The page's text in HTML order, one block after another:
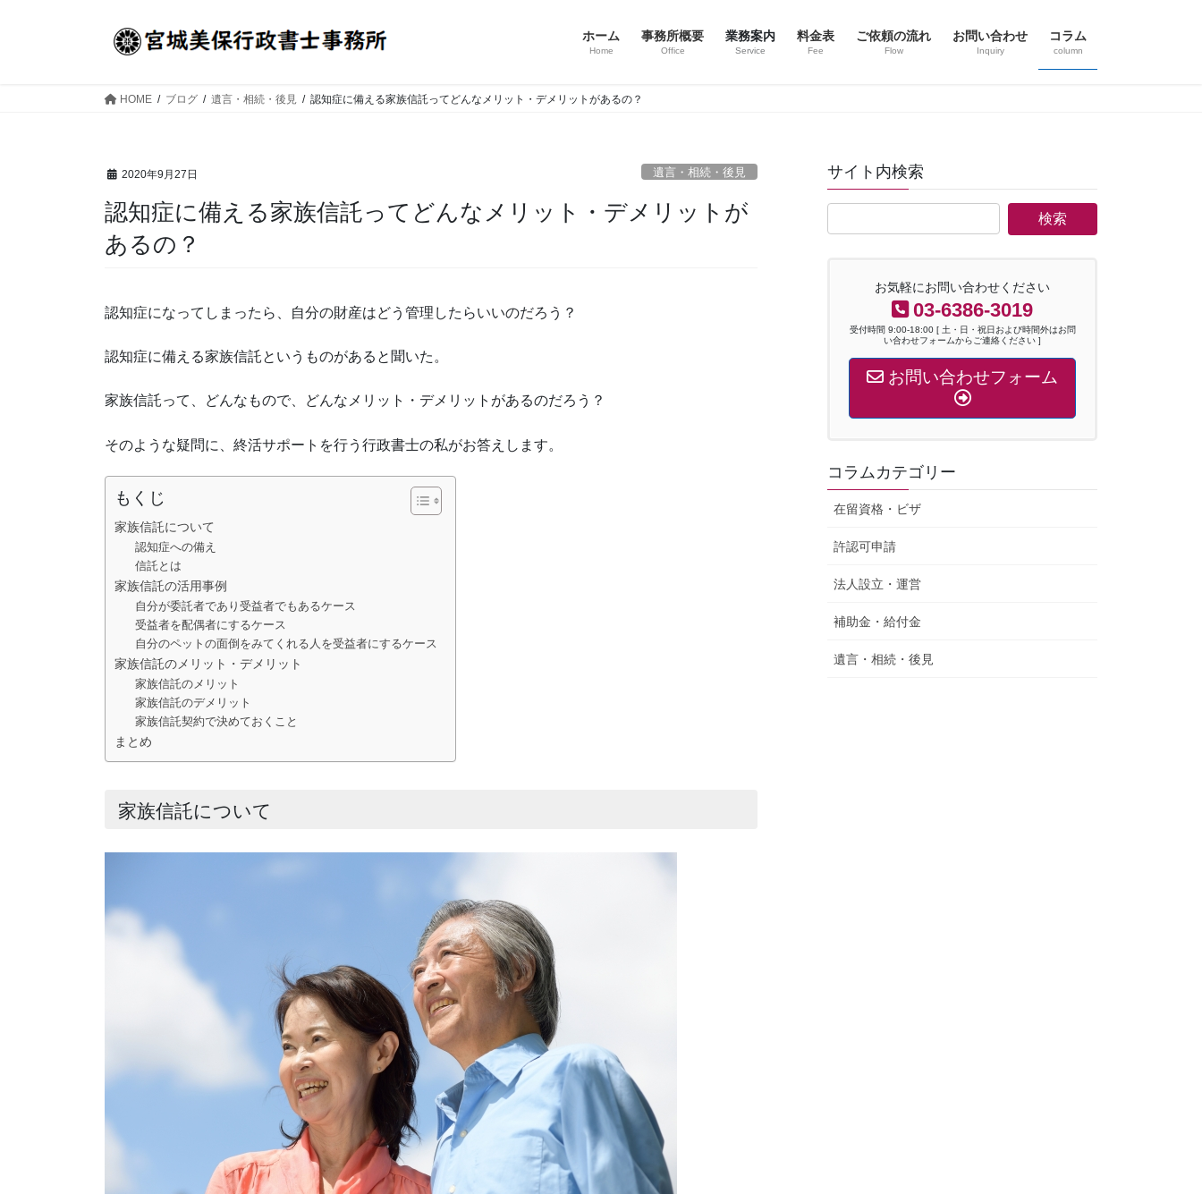
ホーム
Home
事務所概要
Office
業務案内
Service
料金表
Fee
ご依頼の流れ
Flow
お問い合わせ
Inquiry
コラム
column
HOME ブログ 遺言・相続・後見 認知症に備える家族信託ってどんなメリット・デメリットがあるの？
2020年9月27日 遺言・相続・後見
認知症に備える家族信託ってどんなメリット・デメリットが
あるの？
認知症になってしまったら、自分の財産はどう管理したらいいのだろう？
認知症に備える家族信託というものがあると聞いた。
家族信託って、どんなもので、どんなメリット・デメリットがあるのだろう？
そのような疑問に、終活サポートを行う行政書士の私がお答えします。
もくじ
家族信託について
認知症への備え
信託とは
家族信託の活用事例
自分が委託者であり受益者でもあるケース
受益者を配偶者にするケース
自分のペットの面倒をみてくれる人を受益者にするケース
家族信託のメリット・デメリット
家族信託のメリット
家族信託のデメリット
家族信託契約で決めておくこと
まとめ
家族信託について
サイト内検索
お気軽にお問い合わせください
03-6386-3019
受付時間 9:00-18:00 [ 土・日・祝日および時間外はお問
い合わせフォームからご連絡ください ]
お問い合わせフォーム
コラムカテゴリー
在留資格・ビザ
許認可申請
法人設立・運営
補助金・給付金
遺言・相続・後見